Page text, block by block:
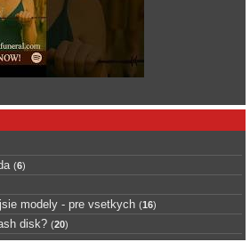
(6)
modely - pre vsetkych (16)
disk? (20)